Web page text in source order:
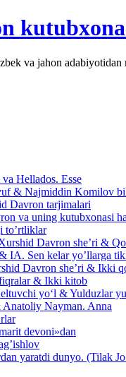
va jahon adabiyotidan
Hellados. Esse
& Najmiddin Komilov
Davron tarjimalari
va uning kutubxonasi
to’rtliklar
Davron she’ri &
IA. Sen kelar yo’llarga
Davron she’ri & Ikki
& Ikki kitob
yo‘l & Yulduzlar
Anatoliy Nayman. Anna
devoni»dan
yaratdi dunyo. (Tilak